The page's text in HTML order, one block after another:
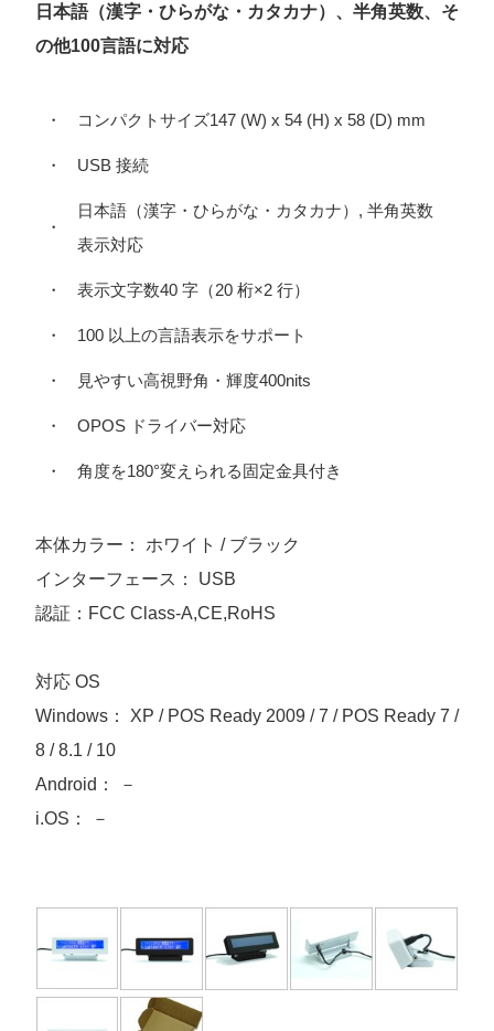
日本語（漢字・ひらがな・カタカナ）、半角英数、そ
の他100言語に対応
・ コンパクトサイズ147 (W) x 54 (H) x 58 (D) mm
・ USB 接続
・
日本語（漢字・ひらがな・カタカナ）, 半角英数
表示対応
・ 表示文字数40 字（20 桁×2 行）
・ 100 以上の言語表示をサポート
・ 見やすい高視野角・輝度400nits
・ OPOS ドライバー対応
・ 角度を180°変えられる固定金具付き
本体カラー： ホワイト / ブラック
インターフェース： USB
認証：FCC Class-A,CE,RoHS
対応 OS
Windows： XP / POS Ready 2009 / 7 / POS Ready 7 /
8 / 8.1 / 10
Android： －
i.OS： －